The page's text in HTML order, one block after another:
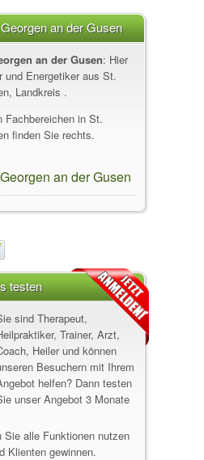
an der Gusen
an der Gusen: Hier
und Energetiker aus St.
Landkreis .
Fachbereichen in St.
finden Sie rechts.
an der Gusen
testen
sind Therapeut,
Trainer, Arzt,
Heiler und können
Besuchern mit Ihrem
helfen? Dann testen
unser Angebot 3 Monate
Sie alle Funktionen nutzen
Klienten gewinnen.